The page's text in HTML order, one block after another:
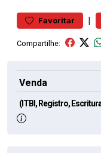
Favoritar |
Compartilhe:
Venda
(ITBI, Registro,